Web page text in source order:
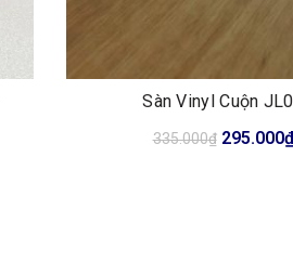
Sàn Vinyl Cuộn
335.000₫ Giá
295.000₫